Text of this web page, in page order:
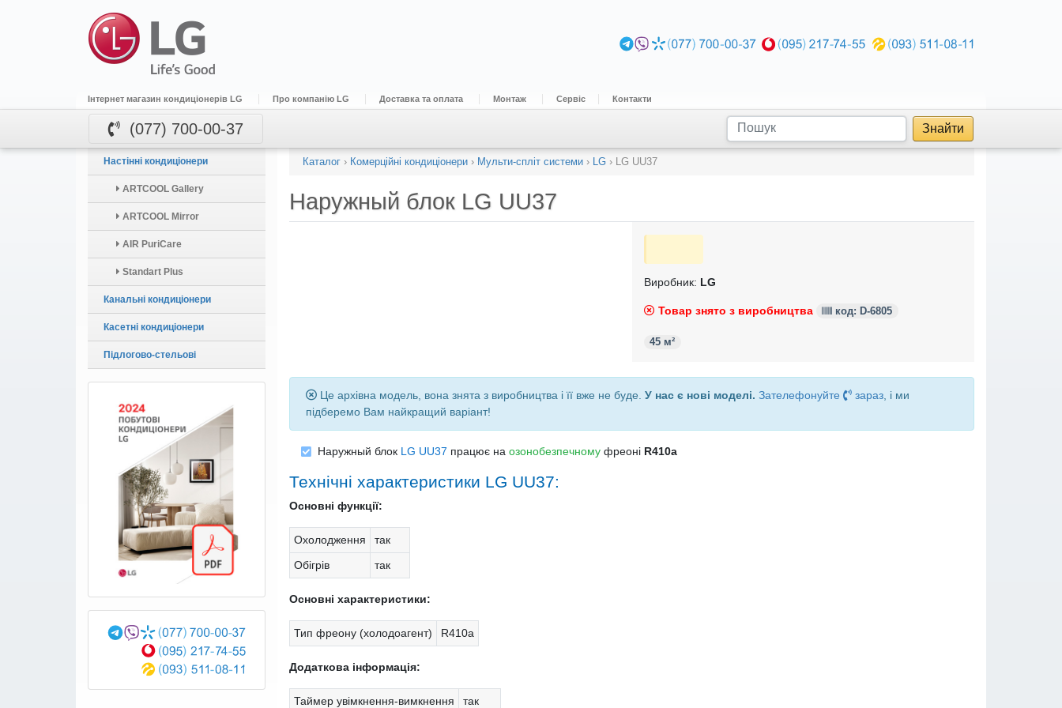
Інтернет магазин кондиціонерів LG Про компанію LG Доставка та оплата Монтаж Сервіс Контакти
(077) 700-00-37 Знайти
Настінні кондиціонери
ARTCOOL Gallery
ARTCOOL Mirror
AIR PuriCare
Standart Plus
Канальні кондиціонери
Касетні кондиціонери
Підлогово-стельові
Каталог › Комерційні кондиціонери › Мульти-спліт системи › LG › LG UU37
Наружный блок LG UU37
Виробник: LG
Товар знято з виробництва код: D-6805
45 м²
Це архівна модель, вона знята з виробництва і її вже не буде. У нас є нові моделі. Зателефонуйте зараз , і ми
підберемо Вам найкращий варіант!
Наружный блок LG UU37 працює на озонобезпечному фреоні R410a
Технічні характеристики LG UU37:
Основні функції:
Охолодження
так
Обігрів
так
Основні характеристики:
Тип фреону (холодоагент) R410a
Додаткова інформація:
Таймер увімкнення-вимкнення так